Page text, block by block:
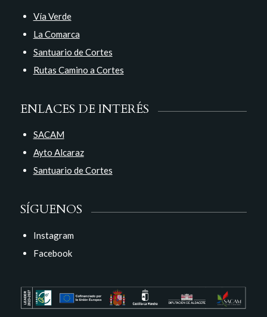
Vía Verde
La Comarca
Santuario de Cortes
Rutas Camino a Cortes
ENLACES DE INTERÉS
SACAM
Ayto Alcaraz
Santuario de Cortes
SÍGUENOS
Instagram
Facebook